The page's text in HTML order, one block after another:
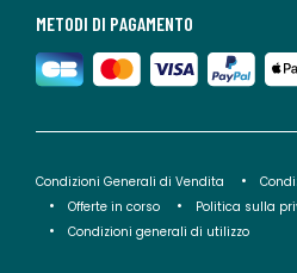
METODI DI PAGAMENTO
Condizioni Generali di Vendita
Offerte in corso
Politica sulla
Condizioni generali di utilizzo